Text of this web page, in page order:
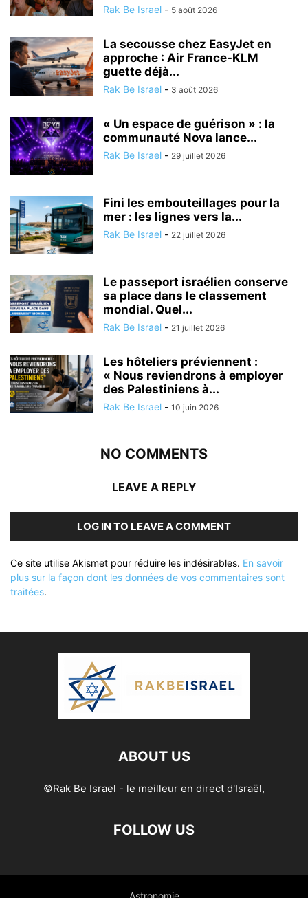
Rak Be Israel - 5 août 2026
La secousse chez EasyJet en
approche : Air France-KLM
guette déjà...
Rak Be Israel - 3 août 2026
« Un espace de guérison » : la
communauté Nova lance...
Rak Be Israel - 29 juillet 2026
Fini les embouteillages pour la
mer : les lignes vers la...
Rak Be Israel - 22 juillet 2026
Le passeport israélien conserve
sa place dans le classement
mondial. Quel...
Rak Be Israel - 21 juillet 2026
Les hôteliers préviennent :
« Nous reviendrons à employer
des Palestiniens à...
Rak Be Israel - 10 juin 2026
NO COMMENTS
LEAVE A REPLY
LOG IN TO LEAVE A COMMENT
Ce site utilise Akismet pour réduire les indésirables. En savoir
plus sur la façon dont les données de vos commentaires sont
traitées.
ABOUT US
©Rak Be Israel - le meilleur en direct d'Israël,
FOLLOW US